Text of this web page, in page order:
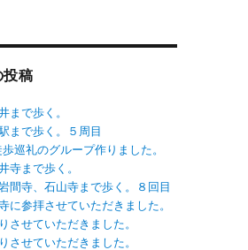
投稿
まで歩く。
まで歩く。５周目
巡礼のグループ作りました。
寺まで歩く。
間寺、石山寺まで歩く。８回目
に参拝させていただきました。
させていただきました。
させていただきました。